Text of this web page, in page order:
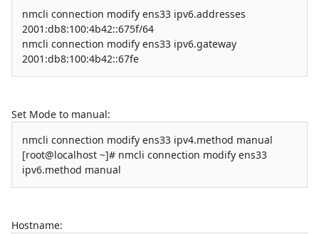
nmcli connection modify ens33 ipv6.addresses
2001:db8:100:4b42::675f/64
nmcli connection modify ens33 ipv6.gateway
2001:db8:100:4b42::67fe
Set Mode to manual:
nmcli connection modify ens33 ipv4.method manual
[root@localhost ~]# nmcli connection modify ens33
ipv6.method manual
Hostname: